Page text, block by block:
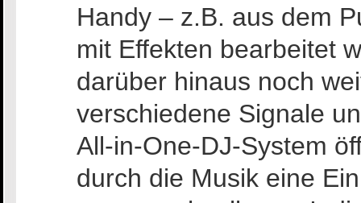
Handy – z.B. aus dem
mit Effekten bearbeitet
darüber hinaus noch
verschiedene Signale
All-in-One-DJ-System
durch die Musik eine